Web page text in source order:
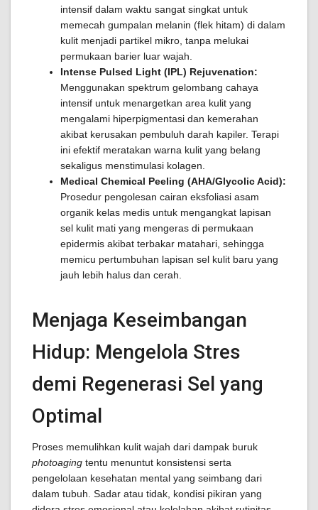
intensif dalam waktu sangat singkat untuk
memecah gumpalan melanin (flek hitam) di dalam
kulit menjadi partikel mikro, tanpa melukai
permukaan barier luar wajah.
Intense Pulsed Light (IPL) Rejuvenation:
Menggunakan spektrum gelombang cahaya
intensif untuk menargetkan area kulit yang
mengalami hiperpigmentasi dan kemerahan
akibat kerusakan pembuluh darah kapiler. Terapi
ini efektif meratakan warna kulit yang belang
sekaligus menstimulasi kolagen.
Medical Chemical Peeling (AHA/Glycolic Acid):
Prosedur pengolesan cairan eksfoliasi asam
organik kelas medis untuk mengangkat lapisan
sel kulit mati yang mengeras di permukaan
epidermis akibat terbakar matahari, sehingga
memicu pertumbuhan lapisan sel kulit baru yang
jauh lebih halus dan cerah.
Menjaga Keseimbangan
Hidup: Mengelola Stres
demi Regenerasi Sel yang
Optimal
Proses memulihkan kulit wajah dari dampak buruk
photoaging tentu menuntut konsistensi serta
pengelolaan kesehatan mental yang seimbang dari
dalam tubuh. Sadar atau tidak, kondisi pikiran yang